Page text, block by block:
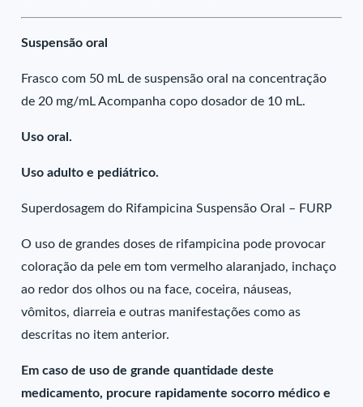
Suspensão oral
Frasco com 50 mL de suspensão oral na concentração
de 20 mg/mL Acompanha copo dosador de 10 mL.
Uso oral.
Uso adulto e pediátrico.
Superdosagem do Rifampicina Suspensão Oral – FURP
O uso de grandes doses de rifampicina pode provocar
coloração da pele em tom vermelho alaranjado, inchaço
ao redor dos olhos ou na face, coceira, náuseas,
vômitos, diarreia e outras manifestações como as
descritas no item anterior.
Em caso de uso de grande quantidade deste
medicamento, procure rapidamente socorro médico e